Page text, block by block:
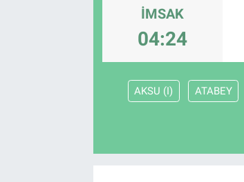
İMSAK
04:24
AKSU (I) ATABEY